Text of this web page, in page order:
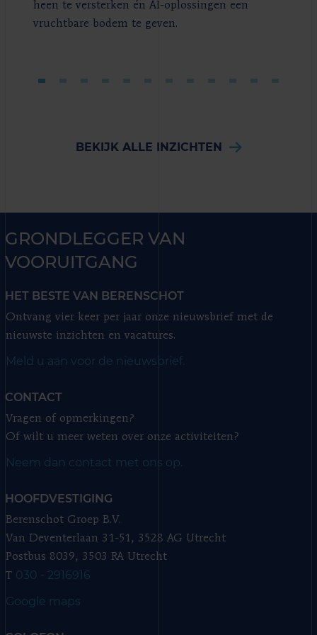
heen te versterken én AI-oplossingen een
vruchtbare bodem te geven.
BEKIJK ALLE INZICHTEN
GRONDLEGGER VAN
VOORUITGANG
HET BESTE VAN BERENSCHOT
Ontvang vier keer per jaar onze nieuwsbrief met de
nieuwste inzichten en vacatures.
Meld u aan voor de nieuwsbrief.
CONTACT
Vragen of opmerkingen?
Of wilt u meer weten over onze activiteiten?
Neem dan contact met ons op.
HOOFDVESTIGING
Berenschot Groep B.V.
Van Deventerlaan 31-51, 3528 AG Utrecht
Postbus 8039, 3503 RA Utrecht
T 030 - 2916916
Google maps